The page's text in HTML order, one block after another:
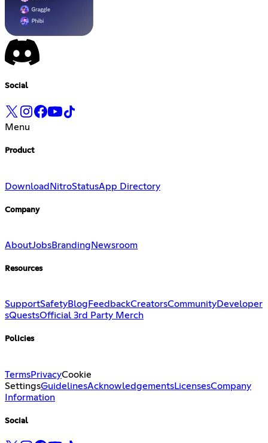
Social
Menu
Product
DownloadNitroStatusApp Directory
Company
AboutJobsBranding Newsroom
Resources
SupportSafetyBlog FeedbackCreatorsCommunityDeveloper
sQuestsOfficial 3rd Party Merch
Policies
TermsPrivacyCookie
SettingsGuidelinesAcknowledgementsLicensesCompany
Information
Social